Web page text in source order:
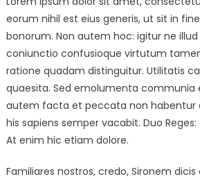
eorum nihil est eius generis, ut sit in
bonorum. Non autem hoc: igitur ne
coniunctio confusioque virtutum
ratione quadam distinguitur. Utilitatis
quaesita. Sed emolumenta communia
autem facta et peccata non habentur
his sapiens semper vacabit. Duo
At enim hic etiam dolore.
Familiares nostros, credo, Sironem